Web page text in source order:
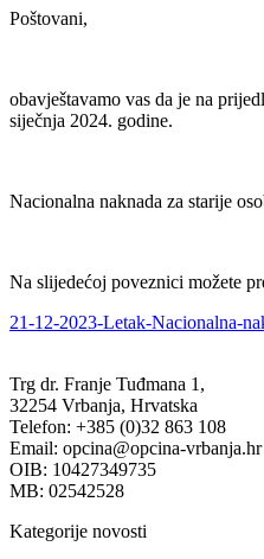
Poštovani,
obavještavamo vas da je na
siječnja 2024. godine.
Nacionalna naknada za starije
Na slijedećoj poveznici možete
21-12-2023-Letak-Nacionalna-
Trg dr. Franje Tuđmana 1,
32254 Vrbanja, Hrvatska
Telefon: +385 (0)32 863 108
Email: opcina@opcina-vrbanja.hr
OIB: 10427349735
MB: 02542528
Kategorije novosti